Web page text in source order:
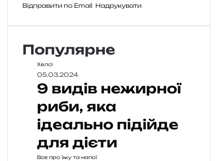
Відправити по Email Надрукувати
Популярне
Хелсі
05.03.2024
9 видів нежирної
риби, яка
ідеально підійде
для дієти
Все про їжу та напої